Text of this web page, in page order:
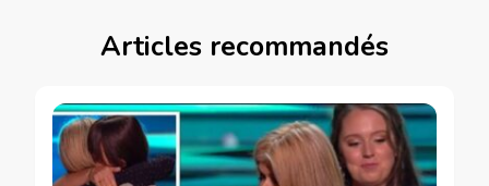
Articles recommandés